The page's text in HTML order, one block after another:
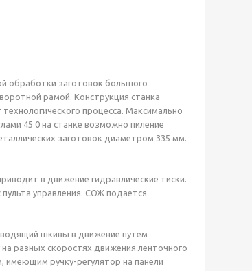
обработки заготовок большого
рамой. Конструкция станка
процесса. Максимально
45 0 на станке возможно пиление
заготовок диаметром 335 мм.
в движение гидравлические тиски.
управления. СОЖ подается
шкивы в движение путем
разных скоростях движения ленточного
имеющим ручку-регулятор на панели